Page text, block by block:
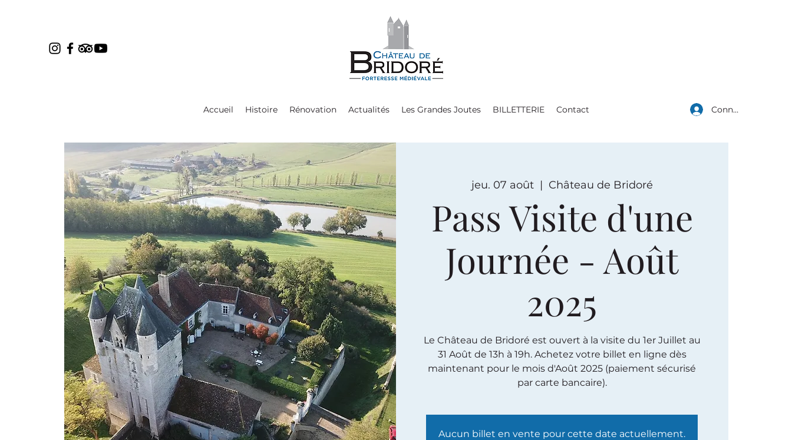
Accueil Histoire Rénovation Actualités Les Grandes Joutes BILLETTERIE Contact Connexion
jeu. 07 août
  |
Château de Bridoré
Pass Visite d'une
Journée - Août
2025
Le Château de Bridoré est ouvert à la visite du 1er Juillet au
31 Août de 13h à 19h. Achetez votre billet en ligne dès
maintenant pour le mois d'Août 2025 (paiement sécurisé
par carte bancaire).
Aucun billet en vente pour cette date actuellement.